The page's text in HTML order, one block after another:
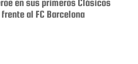
en sus primeros Clásicos
frente al FC Barcelona